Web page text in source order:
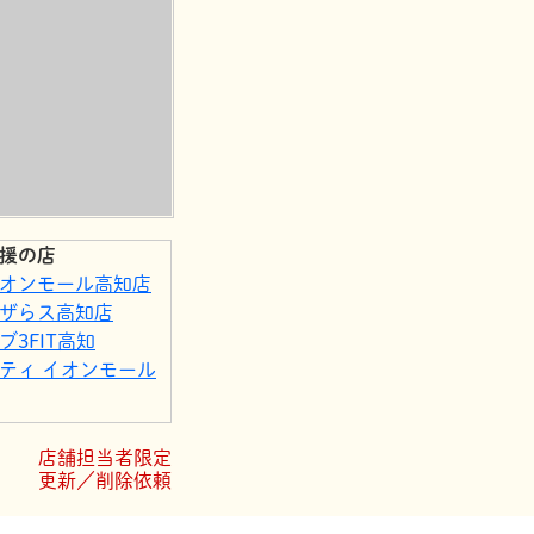
の店
ンモール高知店
らス高知店
3FIT高知
ィ イオンモール
ル高知店
商店
店舗担当者限定
更新／削除依頼